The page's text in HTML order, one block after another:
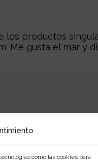
como las cookies para
los productos
. Me gusta el mar y